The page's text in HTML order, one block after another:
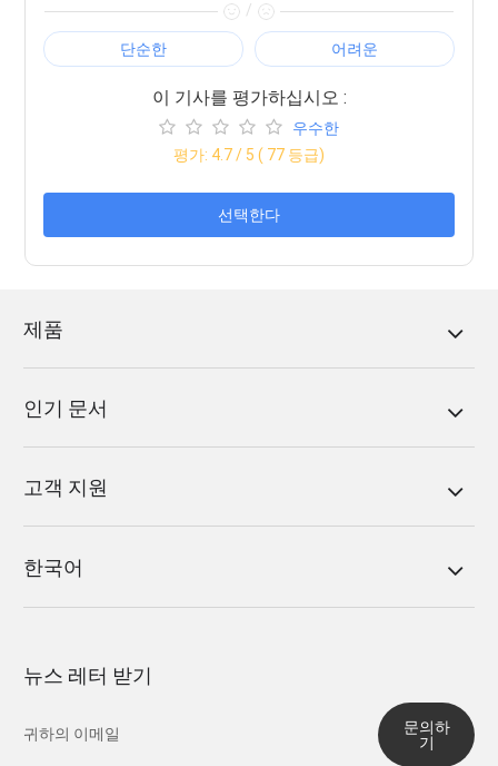
/
단순한 어려운
이 기사를 평가하십시오 :
우수한
평가: 4.7/ 5 ( 77 등급)
선택한다
제품
인기 문서
고객 지원
한국어
뉴스 레터 받기
문의하
기